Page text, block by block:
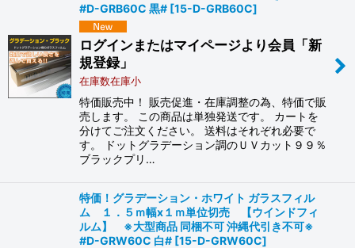
#D-GRB60C 黒# [15-D-GRB60C]
ログインまたはマイページより会員「新
規登録」
在庫数在庫小
特価販売中！ 販売促進・在庫調整の為、特価で販
売します。 この商品は単独発送です。 カートを
分けてご注文ください。 送料はそれぞれ必要で
す。 ドットグラデーション調のＵＶカット９９％
ブラックプリ…
特価！グラデーション・ホワイト ガラスフィル
ム １．５ｍ幅x１ｍ単位切売 【ウインドフィ
ルム】 ※大型商品 同梱不可 沖縄代引き不可※
#D-GRW60C 白# [15-D-GRW60C]